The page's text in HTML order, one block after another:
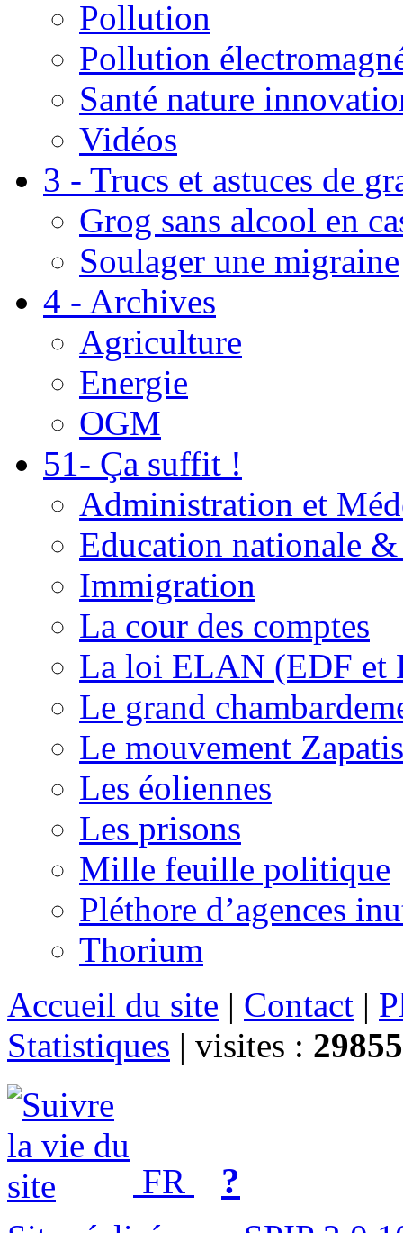
Pollution
Pollution
Santé nature
Vidéos
3 - Trucs et astuces de
Grog sans alcool en
Soulager une migraine
4 - Archives
Agriculture
Energie
OGM
51- Ça suffit !
Administration et
Education nationale
Immigration
La cour des comptes
La loi ELAN (EDF et
Le grand
Le mouvement
Les éoliennes
Les prisons
Mille feuille politique
Pléthore d’agences
Thorium
Accueil du site | Contact |
Statistiques | visites :
FR ?